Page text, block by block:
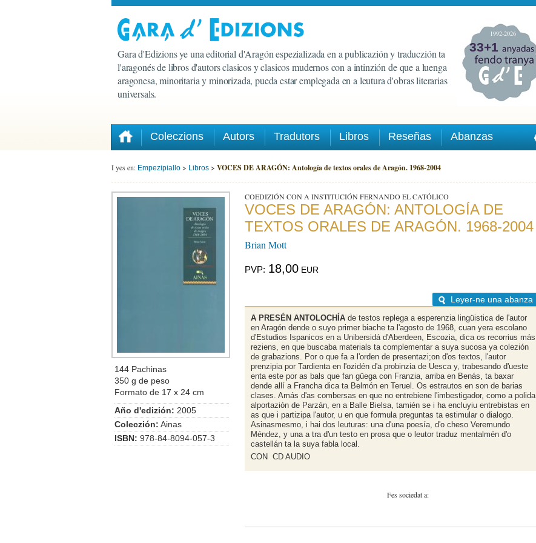
Gara d'Edizions ye una editorial d'Aragón espezializada en a publicazión y traduczión ta
l'aragonés de libros d'autors clasicos y clasicos mudernos con a intinzión de que a luenga
aragonesa, minoritaria y minorizada, pueda estar emplegada en a leutura d'obras literarias
universals.
1992-2026
33+1
Coleczions Autors Tradutors Libros Reseñas Abanzas
I yes en: Empezipiallo > Libros > VOCES DE ARAGÓN: Antología de textos orales de Aragón. 1968-2004
144 Pachinas
350 g de peso
Formato de 17 x 24 cm
Año d'edizión: 2005
Coleczión: Ainas
ISBN: 978-84-8094-057-3
COEDIZIÓN CON A INSTITUCIÓN FERNANDO EL CATÓLICO
VOCES DE ARAGÓN: ANTOLOGÍA DE
TEXTOS ORALES DE ARAGÓN. 1968-2004
Brian Mott
PVP: 18,00 EUR
Leyer-ne una abanza
A PRESÉN ANTOLOCHÍA de testos replega a esperenzia lingüistica de l'autor
en Aragón dende o suyo primer biache ta l'agosto de 1968, cuan yera escolano
d'Estudios Ispanicos en a Unibersidá d'Aberdeen, Escozia, dica os recorrius más
reziens, en que buscaba materials ta complementar a suya sucosa ya colezión
de grabazions. Por o que fa a l'orden de presentazi;on d'os textos, l'autor
prenzipia por Tardienta en l'ozidén d'a probinzia de Uesca y, trabesando d'ueste
enta este por as bals que fan güega con Franzia, arriba en Benás, ta baxar
dende allí a Francha dica ta Belmón en Teruel. Os estrautos en son de barias
clases. Amás d'as combersas en que no entrebiene l'imbestigador, como a polida
alportazión de Parzán, en a Balle Bielsa, tamién se i ha encluyiu entrebistas en
as que i partizipa l'autor, u en que formula preguntas ta estimular o dialogo.
Asinasmesmo, i hai dos leuturas: una d'una poesía, d'o cheso Veremundo
Méndez, y una a tra d'un testo en prosa que o leutor traduz mentalmén d'o
castellán ta la suya fabla local.
CON CD AUDIO
Fes sociedat a: